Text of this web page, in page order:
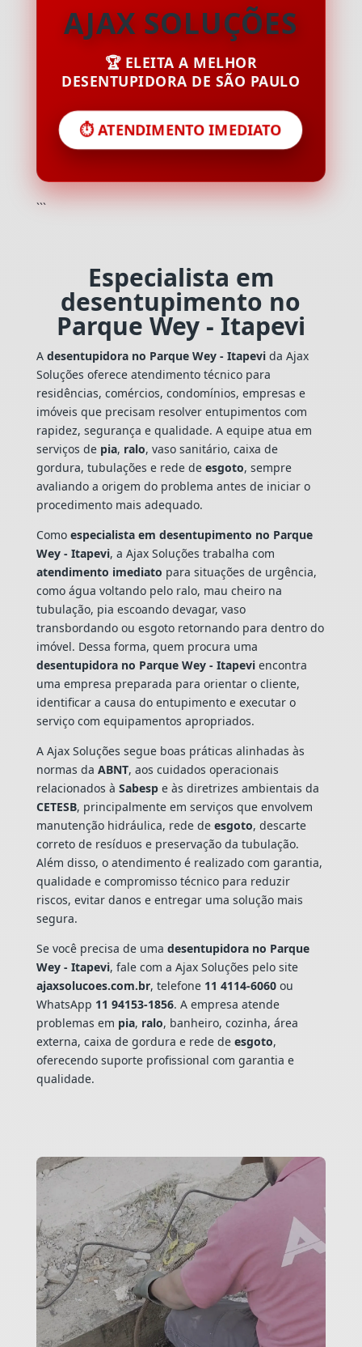
AJAX SOLUÇÕES
🏆 ELEITA A MELHOR
DESENTUPIDORA DE SÃO PAULO
⏱️ ATENDIMENTO IMEDIATO
```
Especialista em
desentupimento no
Parque Wey - Itapevi
A desentupidora no Parque Wey - Itapevida Ajax
Soluções oferece atendimento técnico para
residências, comércios, condomínios, empresas e
imóveis que precisam resolver entupimentos com
rapidez, segurança e qualidade. A equipe atua em
serviços de pia, ralo, vaso sanitário, caixa de
gordura, tubulações e rede de esgoto, sempre
avaliando a origem do problema antes de iniciar o
procedimento mais adequado.
Como especialista em desentupimento no Parque
Wey - Itapevi, a Ajax Soluções trabalha com
atendimento imediato para situações de urgência,
como água voltando pelo ralo, mau cheiro na
tubulação, pia escoando devagar, vaso
transbordando ou esgoto retornando para dentro do
imóvel. Dessa forma, quem procura uma
desentupidora no Parque Wey - Itapeviencontra
uma empresa preparada para orientar o cliente,
identificar a causa do entupimento e executar o
serviço com equipamentos apropriados.
A Ajax Soluções segue boas práticas alinhadas às
normas da ABNT, aos cuidados operacionais
relacionados à Sabespe às diretrizes ambientais da
CETESB, principalmente em serviços que envolvem
manutenção hidráulica, rede de esgoto, descarte
correto de resíduos e preservação da tubulação.
Além disso, o atendimento é realizado com garantia,
qualidade e compromisso técnico para reduzir
riscos, evitar danos e entregar uma solução mais
segura.
Se você precisa de uma desentupidora no Parque
Wey - Itapevi, fale com a Ajax Soluções pelo site
ajaxsolucoes.com.br, telefone 11 4114-6060ou
WhatsApp 11 94153-1856. A empresa atende
problemas em pia, ralo, banheiro, cozinha, área
externa, caixa de gordura e rede de esgoto,
oferecendo suporte profissional com garantia e
qualidade.